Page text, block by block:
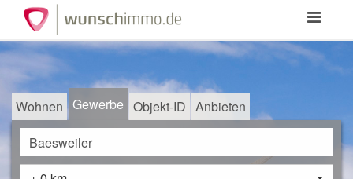
Toggle
Wohnen Gewerbe Objekt-ID Anbieten